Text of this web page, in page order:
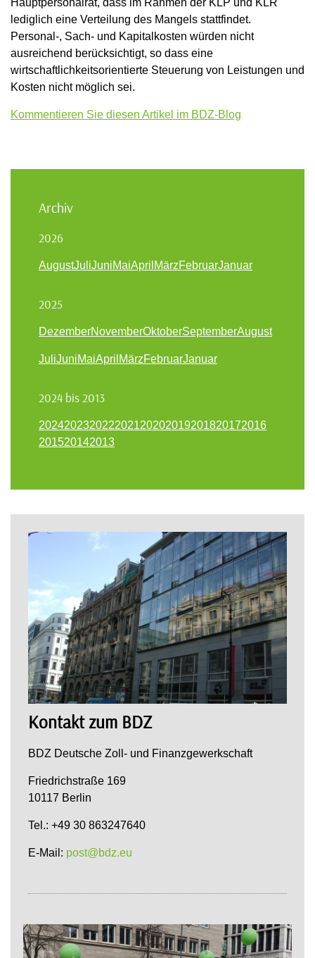
lediglich eine Verteilung des Mangels stattfindet.
Personal-, Sach- und Kapitalkosten würden nicht
ausreichend berücksichtigt, so dass eine
wirtschaftlichkeitsorientierte Steuerung von Leistungen und
Kosten nicht möglich sei.
Kommentieren Sie diesen Artikel im BDZ-Blog
Archiv
2026
AugustJuliJuniMaiApril MärzFebruarJanuar
2025
DezemberNovemberOktoberSeptemberAugust
JuliJuniMaiApril MärzFebruarJanuar
2024 bis 2013
202420232022202120202019201820172016
201520142013
Kontakt zum BDZ
BDZ Deutsche Zoll- und Finanzgewerkschaft
Friedrichstraße 169
10117 Berlin
Tel.: +49 30 863247640
E-Mail: post@bdz.eu